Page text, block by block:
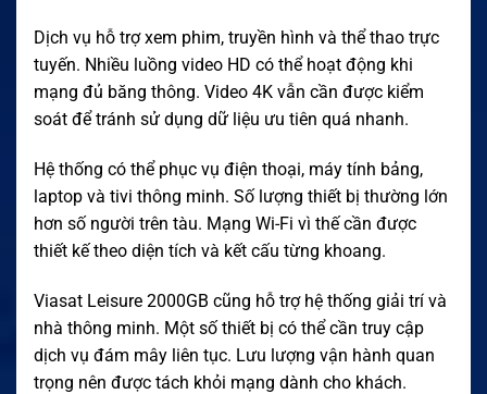
Dịch vụ hỗ trợ xem phim, truyền hình và thể thao trực
tuyến. Nhiều luồng video HD có thể hoạt động khi
mạng đủ băng thông. Video 4K vẫn cần được kiểm
soát để tránh sử dụng dữ liệu ưu tiên quá nhanh.
Hệ thống có thể phục vụ điện thoại, máy tính bảng,
laptop và tivi thông minh. Số lượng thiết bị thường lớn
hơn số người trên tàu. Mạng Wi-Fi vì thế cần được
thiết kế theo diện tích và kết cấu từng khoang.
Viasat Leisure 2000GB cũng hỗ trợ hệ thống giải trí và
nhà thông minh. Một số thiết bị có thể cần truy cập
dịch vụ đám mây liên tục. Lưu lượng vận hành quan
trọng nên được tách khỏi mạng dành cho khách.